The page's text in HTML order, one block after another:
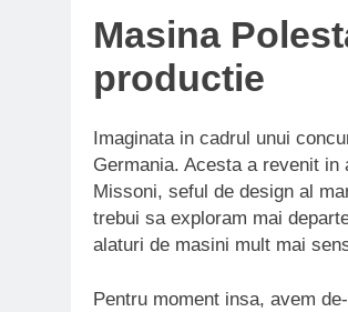
Masina
productie
Imaginata in cadrul unui
Germania. Acesta a revenit
Missoni, seful de design al
trebui sa exploram mai
alaturi de masini mult mai
Pentru moment insa, avem